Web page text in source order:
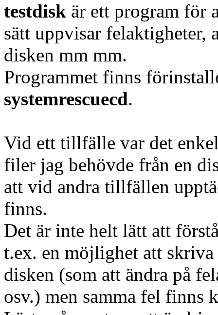
testdisk är ett program för
sätt uppvisar felaktigheter,
disken mm mm.
Programmet finns
systemrescuecd.
Vid ett tillfälle var det
filer jag behövde från en
att vid andra tillfällen
finns.
Det är inte helt lätt att
t.ex. en möjlighet att
disken (som att ändra på
osv.) men samma fel finns